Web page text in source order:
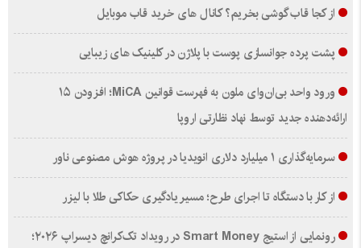
از کجا قاب گوشی بخریم؟ کانال های خرید قاب موبایل
پشت پرده جوانسازی پوست با پلاژن در کلینیک های زیبایی
ورود واحد بی‌ان‌وای ملون به فهرست قوانین MiCA؛ افزودن ۱۵
ارائه‌دهنده جدید توسط نهاد نظارتی اروپا
سرمایه‌گذاری ۱ میلیارد دلاری انویدیا در پروژه هوش مصنوعی ناور
از کار با دستگاه تا اجرای طرح؛ مسیر یادگیری حکاکی طلا با لیزر
رونمایی از استیج Smart Money در رویداد تک‌کرانچ دیسراپ ۲۰۲۶؛